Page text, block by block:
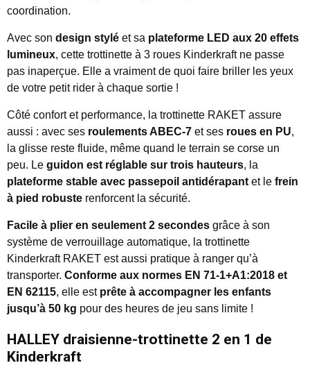
coordination.
Avec son design stylé et sa plateforme LED aux 20 effets
lumineux, cette trottinette à 3 roues Kinderkraft ne passe
pas inaperçue. Elle a vraiment de quoi faire briller les yeux
de votre petit rider à chaque sortie !
Côté confort et performance, la trottinette RAKET assure
aussi : avec ses roulements ABEC-7 et ses roues en PU,
la glisse reste fluide, même quand le terrain se corse un
peu. Le guidon est réglable sur trois hauteurs, la
plateforme stable avec passepoil antidérapant et le frein
à pied robuste renforcent la sécurité.
Facile à plier en seulement 2 secondes grâce à son
système de verrouillage automatique, la trottinette
Kinderkraft RAKET est aussi pratique à ranger qu’à
transporter. Conforme aux normes EN 71-1+A1:2018 et
EN 62115, elle est prête à accompagner les enfants
jusqu’à 50 kg pour des heures de jeu sans limite !
HALLEY draisienne-trottinette 2 en 1 de
Kinderkraft